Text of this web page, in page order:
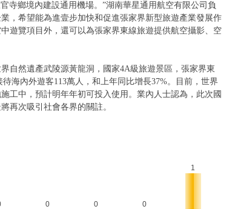
寺鄉境內建設通用機場。”湖南華星通用航空有限公司負
，希望能為進壹步加快和促進張家界新型旅遊產業發展作
遊覽項目外，還可以為張家界東線旅遊提供航空攝影、空
自然遺產武陵源黃龍洞，國家4A級旅遊景區，張家界東
海內外遊客113萬人，和上年同比增長37%。目前，世界
工中，預計明年年初可投入使用。業內人士認為，此次國
再次吸引社會各界的關註。
0 0 0
1